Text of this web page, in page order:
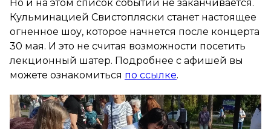
Но и на этом список событий не заканчивается.
Кульминацией Свистопляски станет настоящее
огненное шоу, которое начнется после концерта
30 мая. И это не считая возможности посетить
лекционный шатер. Подробнее с афишей вы
можете ознакомиться по ссылке.